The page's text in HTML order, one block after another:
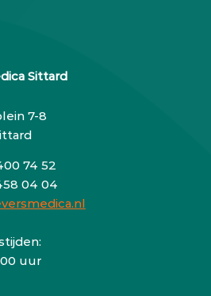
Sittard
7-8
74 52
04 04
uur